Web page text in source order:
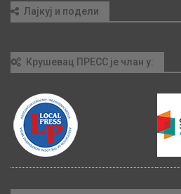
Лајкуј и подели
Крушевац ПРЕСС је члан у: